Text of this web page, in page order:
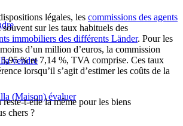
vendre
(Maison) évaluer
légales, les commissions des agents
souvent sur les taux habituels des
immobiliers des différents Länder. Pour les
d’un million d’euros, la commission
% et 7,14 %, TVA comprise. Ces taux
lorsqu’il s’agit d’estimer les coûts de la
t-elle la même pour les biens
chers ?